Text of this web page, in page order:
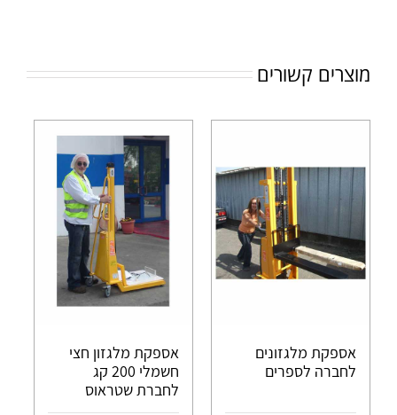
מוצרים קשורים
אספקת מלגזונים
לחברה לספרים
אספקת מלגזון חצי
חשמלי 200 קג
לחברת שטראוס